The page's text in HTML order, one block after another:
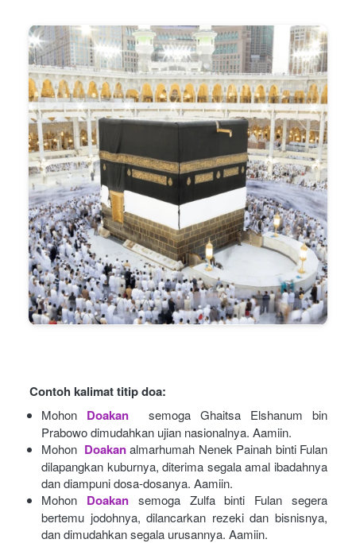
Contoh kalimat titip doa:
Mohon Doakan
semoga Ghaitsa Elshanum bin
Prabowo dimudahkan ujian nasionalnya. Aamiin.
Mohon Doakan almarhumah Nenek Painah binti Fulan
dilapangkan kuburnya, diterima segala amal ibadahnya
dan diampuni dosa-dosanya. Aamiin.
Mohon
Doakan semoga Zulfa binti Fulan segera
bertemu jodohnya, dilancarkan rezeki dan bisnisnya,
dan dimudahkan segala urusannya. Aamiin.